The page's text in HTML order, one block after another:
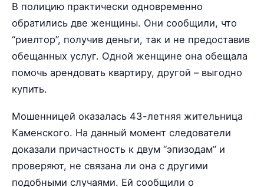
В полицию практически одновременно
обратились две женщины. Они сообщили, что
“риелтор”, получив деньги, так и не предоставив
обещанных услуг. Одной женщине она обещала
помочь арендовать квартиру, другой – выгодно
купить.
Мошенницей оказалась 43-летняя жительница
Каменского. На данный момент следователи
доказали причастность к двум “эпизодам” и
проверяют, не связана ли она с другими
подобными случаями. Ей сообщили о